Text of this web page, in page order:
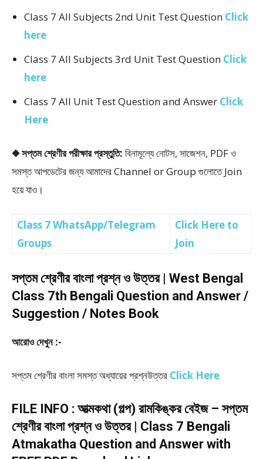
Class 7 All Subjects 2nd Unit Test Question Click
here
Class 7 All Subjects 3rd Unit Test Question Click
here
Class 7 All Unit Test Question and Answer Click
Here
◆ সপ্তম শ্রেণীর পরীক্ষার প্রস্তুতি: বিনামূল্যে নোটস, সাজেশন, PDF ও
সমস্ত আপডেটের জন্য আমাদের Channel or Group গুলোতে Join
হয়ে যাও।
Class 7 WhatsApp/Telegram
Groups
Click Here to
Join
সপ্তম শ্রেণীর বাংলা প্রশ্ন ও উত্তর | West Bengal
Class 7th Bengali Question and Answer /
Suggestion / Notes Book
আরোও দেখুন :-
সপ্তম শ্রেণীর বাংলা সমস্ত অধ্যায়ের প্রশ্নউত্তর Click Here
FILE INFO : আত্মকথা (গল্প) রামকিঙ্কর বেইজ – সপ্তম
শ্রেণীর বাংলা প্রশ্ন ও উত্তর | Class 7 Bengali
Atmakatha Question and Answer with